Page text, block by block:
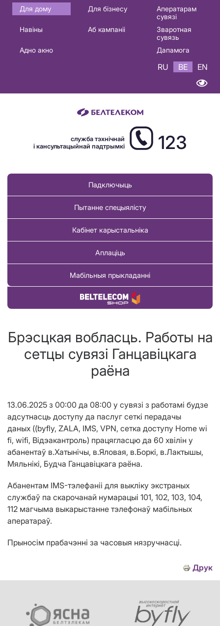
Основная
навигация
Для дому Для бізнесу
Аператарам
сувязі
Навіны
Аб кампаніі
Зваротная
сувязь
Адно акно
Дапамога
RU BE EN
служба тэхнічнай
і кансультацыйнай падтрымкі
123
Падключыць
Пытанне спецыялісту
Кабінет карыстальніка
Аплаціць
Мабільныя прыкладанні
Купіць тавар
Брэсцкая вобласць. Работы на
сетцы сувязі Ганцавіцкага
раёна
13.06.2025 з 00:00 да 08:00 у сувязі з работамі будзе
адсутнасць доступу да паслуг сеткі перадачы
даных ((byfly, ZALA, IMS, VPN, сетка доступу Home wi
fi, wifi, Вiдэакантроль) працягласцю да 60 хвілін у
абанентаў в.Хатынічы, в.Яловая, в.Боркi, в.Лактышы,
Мяльнiкi, Будча Ганцавіцкага раёна.
Абанентам IMS-тэлефаніі для выкліку экстраных
службаў па скарочанай нумарацыі 101, 102, 103, 104,
112 магчыма выкарыстанне тэлефонаў мабільных
аператараў.
Прыносім прабачэнні за часовыя нязручнасці.
Друк